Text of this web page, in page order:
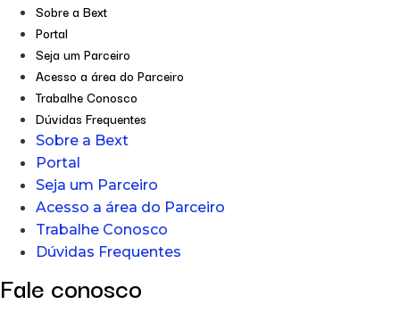
Sobre a Bext
Portal
Seja um Parceiro
Acesso a área do Parceiro
Trabalhe Conosco
Dúvidas Frequentes
Sobre a Bext
Portal
Seja um Parceiro
Acesso a área do Parceiro
Trabalhe Conosco
Dúvidas Frequentes
Fale conosco